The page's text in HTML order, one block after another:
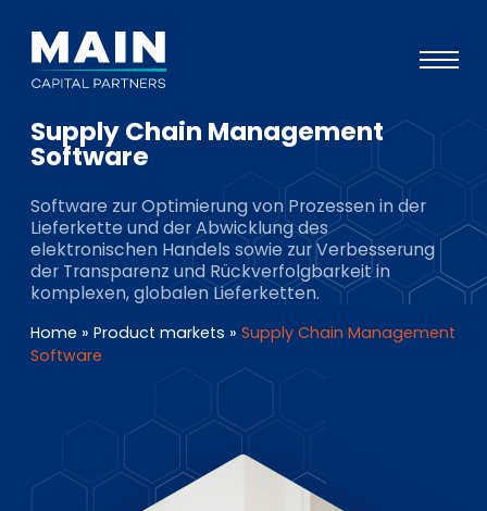
Portfolio
Wissen
Veranstaltungen
Supply Chain Management
Software
Software zur Optimierung von Prozessen in der
Lieferkette und der Abwicklung des
elektronischen Handels sowie zur Verbesserung
der Transparenz und Rückverfolgbarkeit in
komplexen, globalen Lieferketten.
Home » Product markets » Supply Chain Management
Software